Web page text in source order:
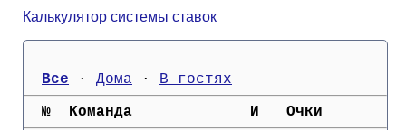
Калькулятор системы ставок
Все · Дома ·
В гостях
  №  Команда             И   Очки